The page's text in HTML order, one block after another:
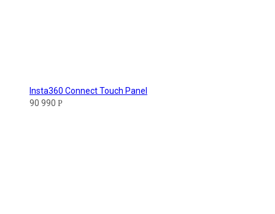
Insta360 Connect Touch Panel
90 990 Р